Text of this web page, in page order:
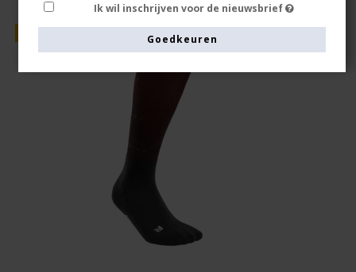
Ik wil inschrijven voor de nieuwsbrief
Goedkeuren